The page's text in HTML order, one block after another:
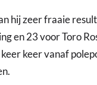
hij zeer fraaie
en 23 voor Toro
keer vanaf